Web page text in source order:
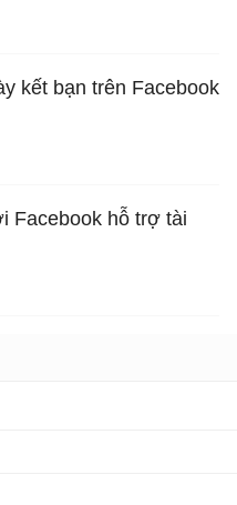
kết bạn trên Facebook
Facebook hỗ trợ tài